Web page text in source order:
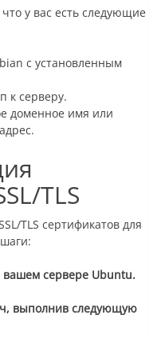
у вас есть следующие
с установленным
к серверу.
доменное имя или
TLS
TLS сертификатов для
вашем сервере Ubuntu.
выполнив следующую